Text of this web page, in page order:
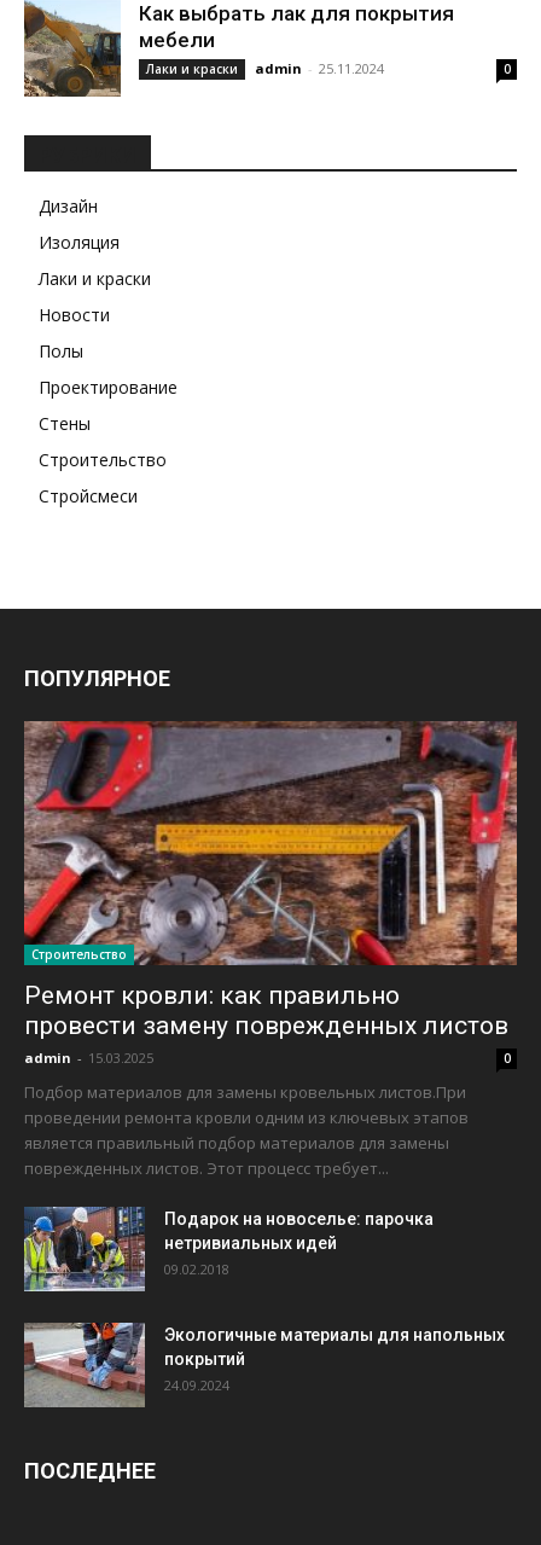
Как выбрать лак для покрытия
мебели
Лаки и краски admin - 25.11.2024 0
Дизайн
Изоляция
Лаки и краски
Новости
Полы
Проектирование
Стены
Строительство
Стройсмеси
ПОПУЛЯРНОЕ
Строительство
Ремонт кровли: как правильно
провести замену поврежденных листов
admin - 15.03.2025 0
Подбор материалов для замены кровельных листов.При
проведении ремонта кровли одним из ключевых этапов
является правильный подбор материалов для замены
поврежденных листов. Этот процесс требует...
Подарок на новоселье: парочка
нетривиальных идей
09.02.2018
Экологичные материалы для напольных
покрытий
24.09.2024
ПОСЛЕДНЕЕ